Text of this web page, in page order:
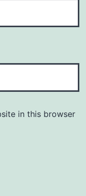
in this browser